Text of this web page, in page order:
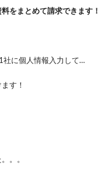
をまとめて請求できます！
社に個人情報入力して…
す！
。。